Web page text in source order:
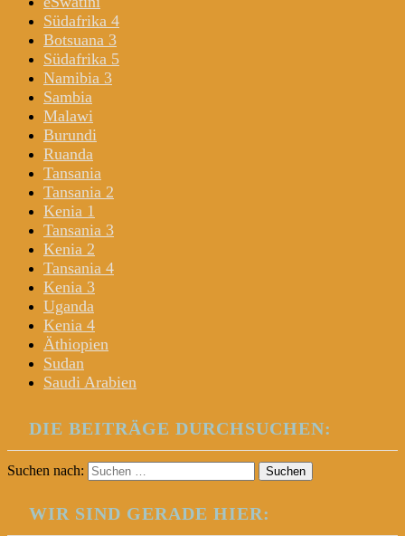
Südafrika 4
Botsuana 3
Südafrika 5
Namibia 3
Sambia
Malawi
Burundi
Ruanda
Tansania
Tansania 2
Kenia 1
Tansania 3
Kenia 2
Tansania 4
Kenia 3
Uganda
Kenia 4
Äthiopien
Sudan
Saudi Arabien
DIE BEITRÄGE DURCHSUCHEN:
Suchen nach:
WIR SIND GERADE HIER: